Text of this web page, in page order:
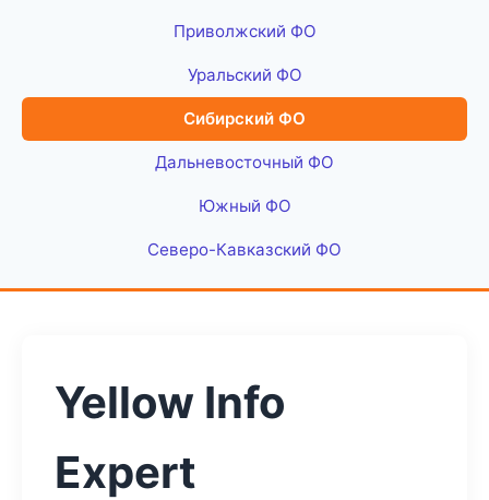
Приволжский ФО
Уральский ФО
Сибирский ФО
Дальневосточный ФО
Южный ФО
Северо-Кавказский ФО
Yellow Info
Expert